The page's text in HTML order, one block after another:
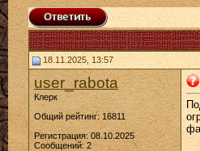
18.11.2025, 13:57
user_rabota
Клерк
Общий рейтинг: 16811
Регистрация: 08.10.2025
Сообщений: 2